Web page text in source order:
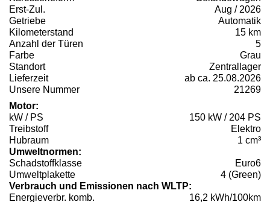
Erst-Zul.
Aug / 2026
Getriebe
Automatik
Kilometerstand
15 km
Anzahl der Türen
5
Farbe
Grau
Standort
Zentrallager
Lieferzeit
ab ca. 25.08.2026
Unsere Nummer
21269
Motor:
kW / PS
150 kW / 204 PS
Treibstoff
Elektro
Hubraum
1 cm³
Umweltnormen:
Schadstoffklasse
Euro6
Umweltplakette
4 (Green)
Verbrauch und Emissionen nach WLTP:
Energieverbr. komb.
16,2 kWh/100km